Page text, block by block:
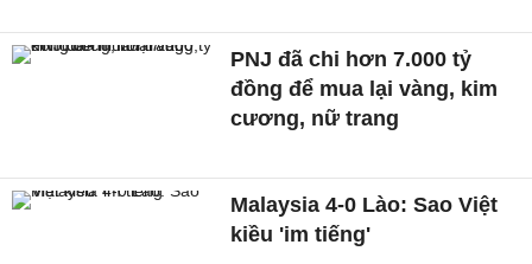
PNJ đã chi hơn 7.000 tỷ
đồng để mua lại vàng, kim
cương, nữ trang
Malaysia 4-0 Lào: Sao Việt
kiều 'im tiếng'